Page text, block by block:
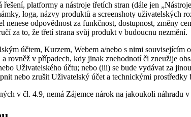
platformy a nástroje třetích stran (dále jen
loga, názvy produktů a screenshoty uživatelských
odpovědnost za funkčnost, dostupnost, změny
za to, že třetí strana svůj produkt v budoucnu nezmění.
účtem, Kurzem, Webem a/nebo s nimi souvisejícím
rovněž v případech, kdy jinak znehodnotí či zneužije
Uživatelského účtu; nebo (iii) se bude vydávat za
nebo zrušit Uživatelský účet a technickými
v čl. 4.9, nemá Zájemce nárok na jakoukoli náhradu